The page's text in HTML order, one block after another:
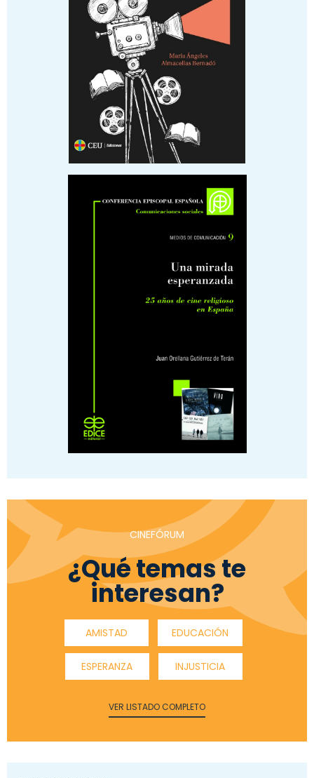
CINEFÓRUM
¿Qué temas te
interesan?
AMISTAD EDUCACIÓN
ESPERANZA INJUSTICIA
VER LISTADO COMPLETO